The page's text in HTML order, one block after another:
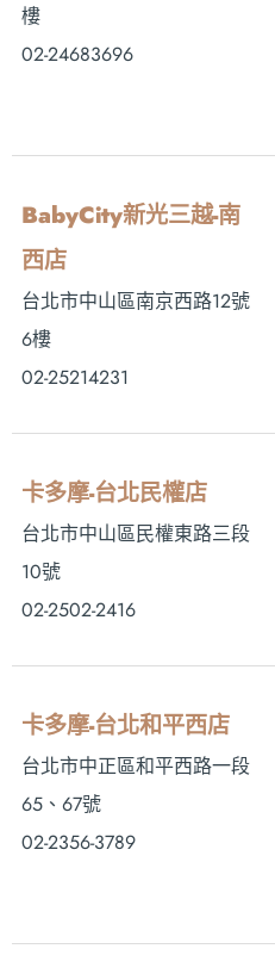
樓
02-24683696
BabyCity新光三越-南
西店
台北市中山區南京西路12號
6樓
02-25214231
卡多摩-台北民權店
台北市中山區民權東路三段
10號
02-2502-2416
卡多摩-台北和平西店
台北市中正區和平西路一段
65、67號
02-2356-3789